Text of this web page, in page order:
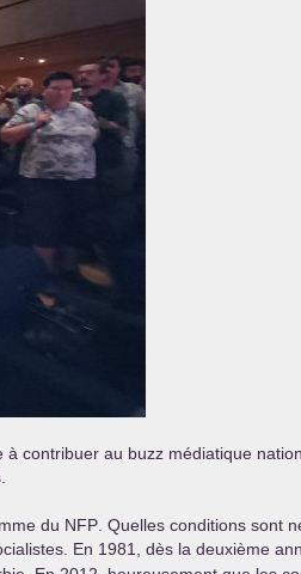
contribuer au buzz médiatique
du NFP . Quelles conditions sont
En 1981, dès la deuxième